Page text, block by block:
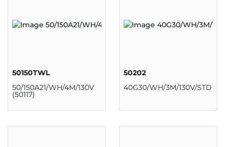
50150TWL
50/150A21/WH/4M/130V
(50117)
50202
40G30/WH/3M/130V/STD